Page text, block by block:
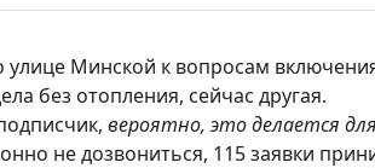
Минской к вопросам
без отопления, сейчас другая.
вероятно, это делается
не дозвониться, 115 заявки